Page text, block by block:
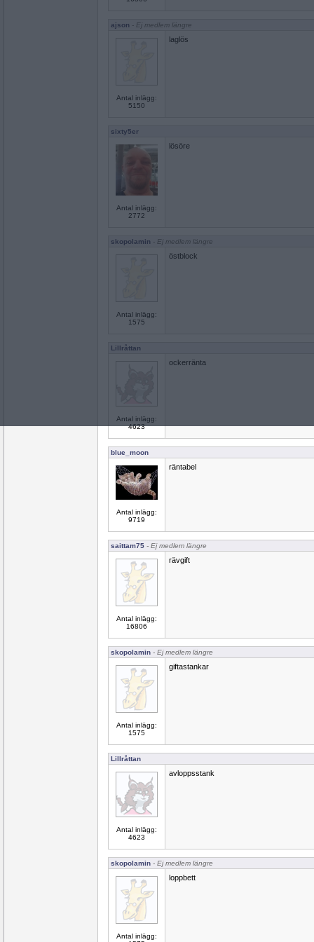
ajson - Ej medlem längre
Antal inlägg:
5150
laglös
sixty5er
Antal inlägg:
2772
lösöre
skopolamin - Ej medlem längre
Antal inlägg:
1575
östblock
Lillråttan
Antal inlägg:
4623
ockerränta
blue_moon
Antal inlägg:
9719
räntabel
saittam75 - Ej medlem längre
Antal inlägg:
16806
rävgift
skopolamin - Ej medlem längre
Antal inlägg:
1575
giftastankar
Lillråttan
Antal inlägg:
4623
avloppsstank
skopolamin - Ej medlem längre
Antal inlägg:
loppbett